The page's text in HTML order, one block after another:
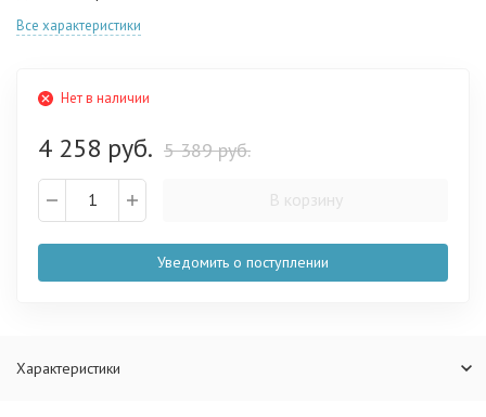
Все характеристики
Нет в наличии
4 258 руб. 5 389 руб.
В корзину
Уведомить о поступлении
Характеристики